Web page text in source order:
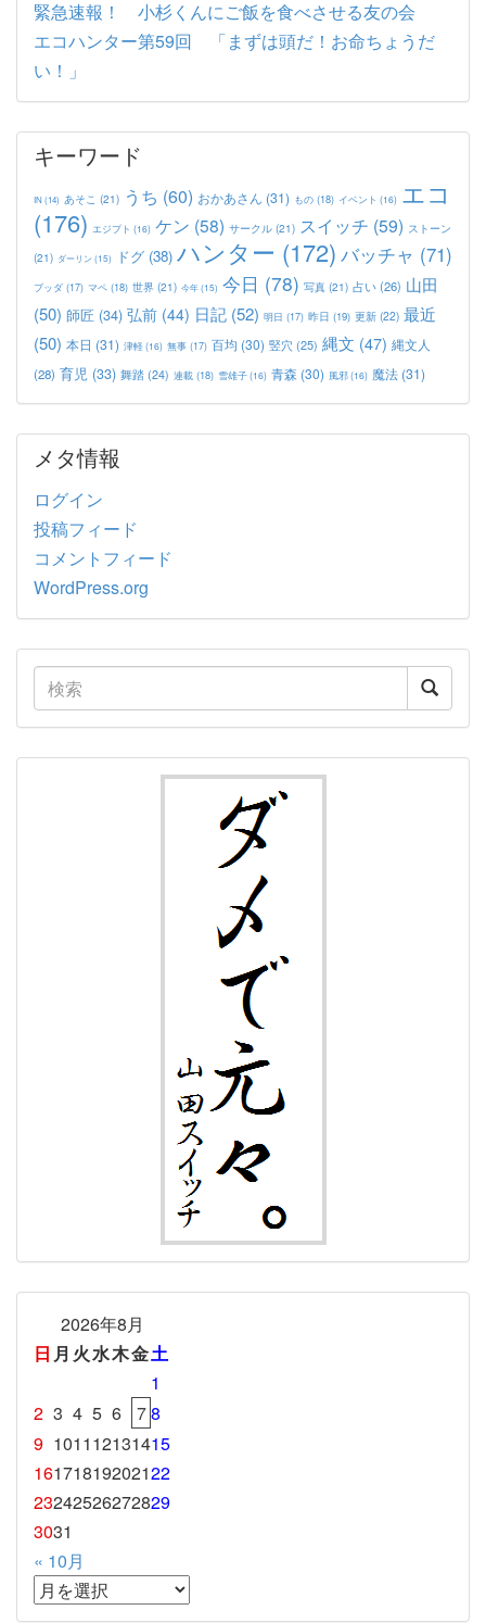
緊急速報！ 小杉くんにご飯を食べさせる友の会
エコハンター第59回 「まずは頭だ！お命ちょうだ
い！」
キーワード
IN(14) あそこ (21) うち (60) おかあさん (31) もの (18) イベント (16) エコ
(176) エジプト (16) ケン (58) サークル (21) スイッチ (59) ストーン
(21) ダーリン(15) ドグ (38) ハンター (172) バッチャ (71)
ブッダ (17) マペ (18) 世界 (21) 今年(15) 今日 (78) 写真 (21) 占い(26) 山田
(50) 師匠 (34) 弘前 (44) 日記 (52) 明日 (17) 昨日 (19) 更新 (22) 最近
(50) 本日 (31) 津軽(16) 無事 (17) 百均 (30) 竪穴 (25) 縄文 (47) 縄文人
(28) 育児 (33) 舞踏 (24) 連載 (18) 雪雄子(16) 青森 (30) 風邪(16) 魔法 (31)
メタ情報
ログイン
投稿フィード
コメントフィード
WordPress.org
2026年8月
日 月 火水木金土
1
2 3 4 5 6 78
9 101112131415
16171819202122
23242526272829
3031
« 10月